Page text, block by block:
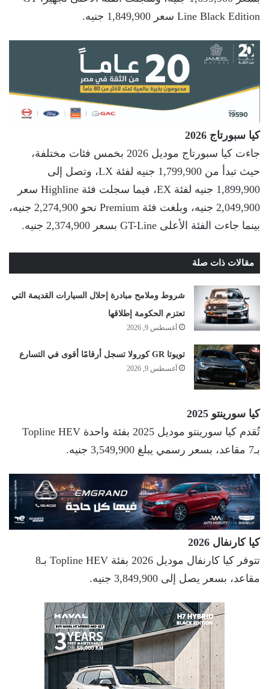
Line Black Edition سعر 1,849,900 جنيه.
كيا سبورتاج 2026
جاءت كيا سبورتاج موديل 2026 بخمس فئات مختلفة،
حيث تبدأ من 1,799,900 جنيه لفئة LX، وتصل إلى
1,899,900 جنيه لفئة EX، فيما سجلت فئة Highline سعر
2,049,900 جنيه، وبلغت فئة Premium نحو 2,274,900 جنيه،
بينما جاءت الفئة الأعلى GT-Line بسعر 2,374,900 جنيه.
مقالات ذات صلة
شروط وملامح مبادرة إحلال السيارات القديمة التي
تعتزم الحكومة إطلاقها
أغسطس 9, 2026
تويوتا GR كورولا تسجل أرقامًا أقوى في التسارع
أغسطس 9, 2026
كيا سورينتو 2025
تُقدم كيا سورينتو موديل 2025 بفئة واحدة Topline HEV
بـ7 مقاعد، بسعر رسمي يبلغ 3,549,900 جنيه.
كيا كارنفال 2026
تتوفر كيا كارنفال موديل 2026 بفئة Topline HEV بـ8
مقاعد، بسعر يصل إلى 3,849,900 جنيه.